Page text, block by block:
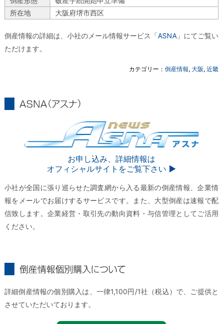
所在地
大阪府堺市西区
倒産情報の詳細は、小社のメール情報サービス「ASNA 」にてご覧い
ただけます。
カテゴリー：倒産情報,大阪,近畿
お申し込み、詳細情報は
オフィシャルサイトをご覧下さい ▶︎
小社が全国に張り巡らせた調査網から入る最新の倒産情報、企業情
報をメールでお届けするサービスです。また、大型倒産は速報で配
信致します。企業経営・取引先の動向資料・与信管理としてご活用
ください。
詳細倒産情報の個別購入は、一律1,100円/1社（税込）で、ご提供と
させていただいております。